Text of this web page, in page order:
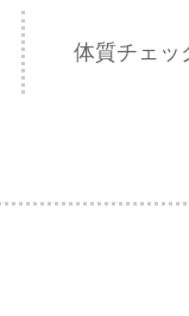
体質チェッ